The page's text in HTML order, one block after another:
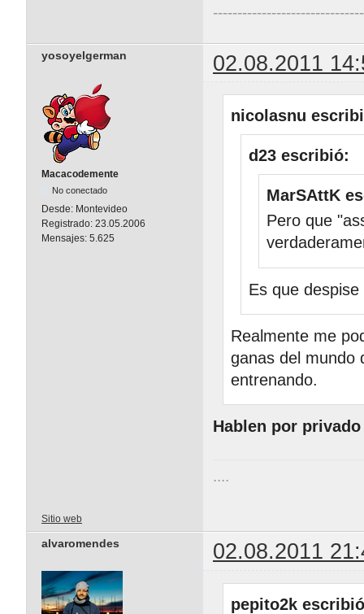
yosoyelgerman 02.08.2011
Macacodemente
No conectado
Desde: Montevideo
Registrado: 23.05.2006
Mensajes: 5.625
nicolasnu
d23 escribió:
MarSAttK
Pero que
Es que
Realmente me
ganas del mundo
entrenando.
Hablen por
....
Sitio web
alvaromendes 02.08.2011
pepito2k